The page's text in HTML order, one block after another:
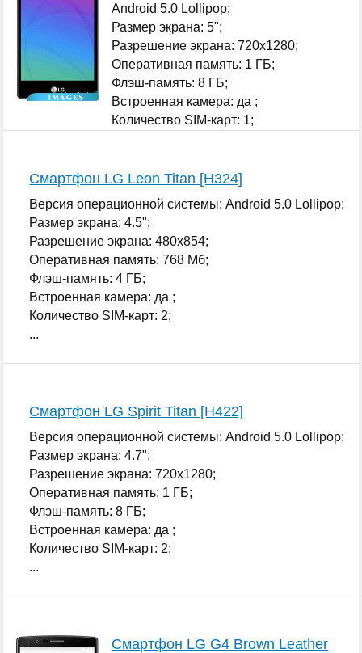
Android 5.0 Lollipop;
Размер экрана: 5";
Разрешение экрана: 720x1280;
Оперативная память: 1 ГБ;
Флэш-память: 8 ГБ;
Встроенная камера: да ;
Количество SIM-карт: 1;
Смартфон LG Leon Titan [H324]
Версия операционной системы: Android 5.0 Lollipop;
Размер экрана: 4.5";
Разрешение экрана: 480x854;
Оперативная память: 768 Мб;
Флэш-память: 4 ГБ;
Встроенная камера: да ;
Количество SIM-карт: 2;
...
Смартфон LG Spirit Titan [H422]
Версия операционной системы: Android 5.0 Lollipop;
Размер экрана: 4.7";
Разрешение экрана: 720x1280;
Оперативная память: 1 ГБ;
Флэш-память: 8 ГБ;
Встроенная камера: да ;
Количество SIM-карт: 2;
...
Смартфон LG G4 Brown Leather